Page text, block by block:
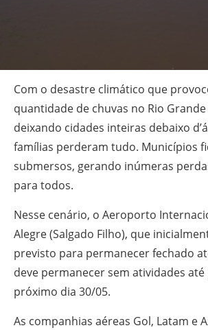
Com o desastre climático que
quantidade de chuvas no Rio Grande
deixando cidades inteiras debaixo
famílias perderam tudo. Municípios
submersos, gerando inúmeras
para todos.
Nesse cenário, o Aeroporto
Alegre (Salgado Filho), que
previsto para permanecer fechado
deve permanecer sem atividades
próximo dia 30/05.
As companhias aéreas Gol, Latam e